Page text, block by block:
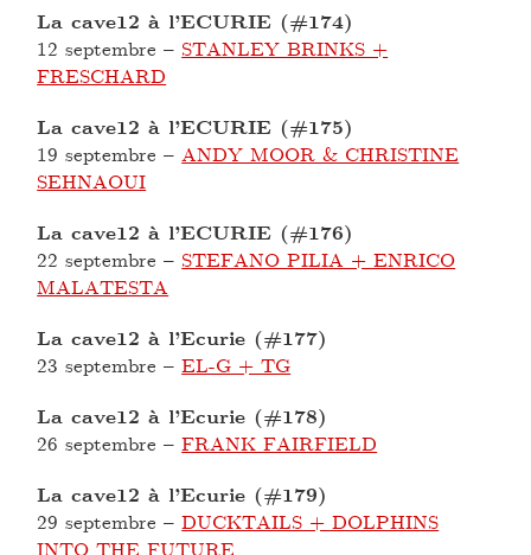
La cave12 à l’ECURIE (#174)
12 septembre – STANLEY BRINKS +
FRESCHARD
La cave12 à l’ECURIE (#175)
19 septembre –ANDY MOOR & CHRISTINE
SEHNAOUI
La cave12 à l’ECURIE (#176)
22 septembre – STEFANO PILIA + ENRICO
MALATESTA
La cave12 à l’Ecurie (#177)
23 septembre –EL-G + TG
La cave12 à l’Ecurie (#178)
26 septembre –FRANK FAIRFIELD
La cave12 à l’Ecurie (#179)
29 septembre –DUCKTAILS + DOLPHINS
INTO THE FUTURE